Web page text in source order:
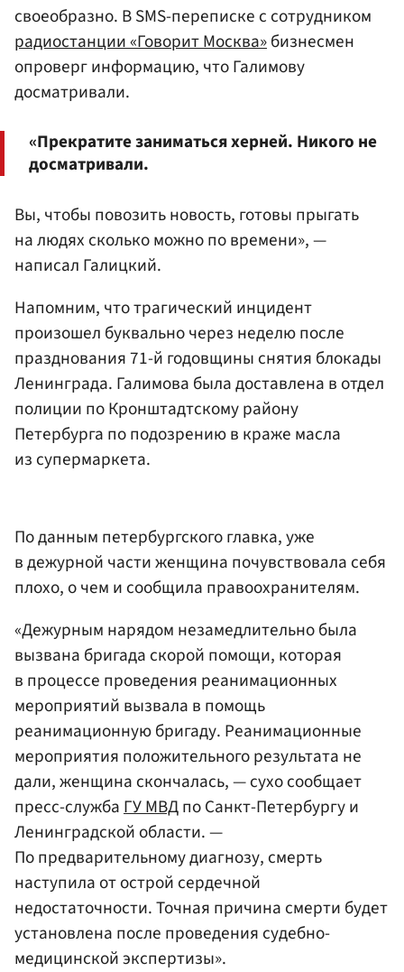
своеобразно. В SMS-переписке с сотрудником
радиостанции «Говорит Москва»бизнесмен
опроверг информацию, что Галимову
досматривали.
«Прекратите заниматься херней. Никого не
досматривали.
Вы, чтобы повозить новость, готовы прыгать
на людях сколько можно по времени», —
написал Галицкий.
Напомним, что трагический инцидент
произошел буквально через неделю после
празднования 71-й годовщины снятия блокады
Ленинграда. Галимова была доставлена в отдел
полиции по Кронштадтскому району
Петербурга по подозрению в краже масла
из супермаркета.
По данным петербургского главка, уже
в дежурной части женщина почувствовала себя
плохо, о чем и сообщила правоохранителям.
«Дежурным нарядом незамедлительно была
вызвана бригада скорой помощи, которая
в процессе проведения реанимационных
мероприятий вызвала в помощь
реанимационную бригаду. Реанимационные
мероприятия положительного результата не
дали, женщина скончалась, — сухо сообщает
пресс-службаГУ МВДпо Санкт-Петербургу и
Ленинградской области. —
По предварительному диагнозу, смерть
наступила от острой сердечной
недостаточности. Точная причина смерти будет
установлена после проведения судебно-
медицинской экспертизы».